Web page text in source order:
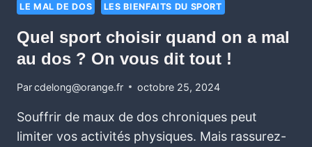
LE MAL DE DOS
LES BIENFAITS DU SPORT
Quel sport choisir quand on a mal
au dos ? On vous dit tout !
Parcdelong@orange.fr octobre 25, 2024
Souffrir de maux de dos chroniques peut
limiter vos activités physiques. Mais rassurez-